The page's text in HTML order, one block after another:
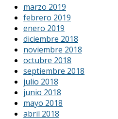
marzo 2019
febrero 2019
enero 2019
diciembre 2018
noviembre 2018
octubre 2018
septiembre 2018
julio 2018
junio 2018
mayo 2018
abril 2018